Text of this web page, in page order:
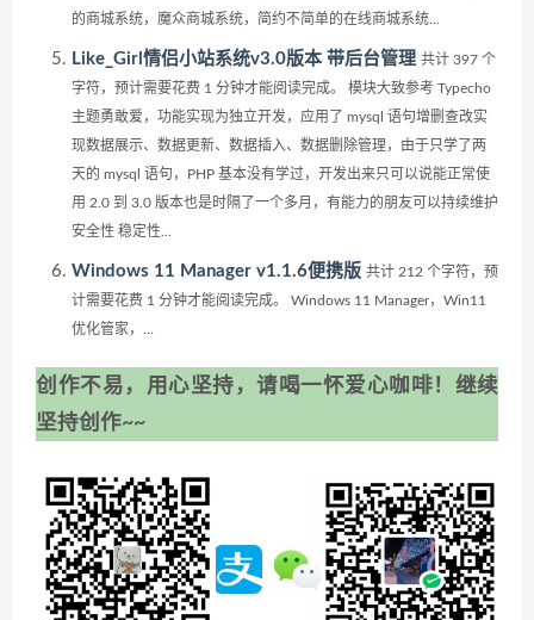
的商城系统，魔众商城系统，简约不简单的在线商城系统...
Like_Girl情侣小站系统v3.0版本 带后台管理 共计 397 个
字符，预计需要花费 1 分钟才能阅读完成。 模块大致参考 Typecho
主题勇敢爱，功能实现为独立开发，应用了 mysql 语句增删查改实
现数据展示、数据更新、数据插入、数据删除管理，由于只学了两
天的 mysql 语句，PHP 基本没有学过，开发出来只可以说能正常使
用 2.0 到 3.0 版本也是时隔了一个多月，有能力的朋友可以持续维护
安全性 稳定性...
Windows 11 Manager v1.1.6便携版 共计 212 个字符，预
计需要花费 1 分钟才能阅读完成。 Windows 11 Manager，Win11
优化管家，...
创作不易，用心坚持，请喝一怀爱心咖啡！继续
坚持创作~~